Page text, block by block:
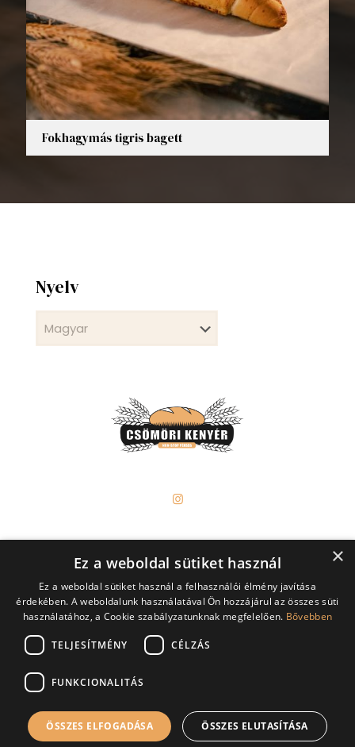
Fokhagymás tigris bagett
Nyelv
Nyelv
NON-STOP Sütöde 2000 Kft.
2141 Csömör, Nagy Sándor u. 55.
Tel.: +36 70 626 6218
Általános Szerződési Feltételek
Adatkezelési tájékoztató
×
Ez a weboldal sütiket használ
Ez a weboldal sütiket használ a felhasználói élmény javítása
érdekében. A weboldalunk használatával Ön hozzájárul az összes süti
használatához, a Cookie szabályzatunknak megfelelően. Bővebben
TELJESÍTMÉNY CÉLZÁS
FUNKCIONALITÁS
ÖSSZES ELFOGADÁSA ÖSSZES ELUTASÍTÁSA